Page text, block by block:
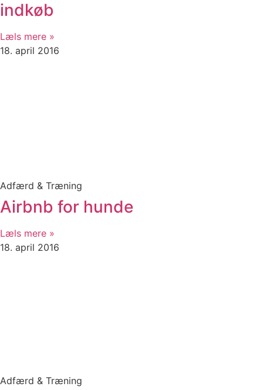
indkøb
Læls mere »
18. april 2016
Adfærd & Træning
Airbnb for hunde
Læls mere »
18. april 2016
Adfærd & Træning